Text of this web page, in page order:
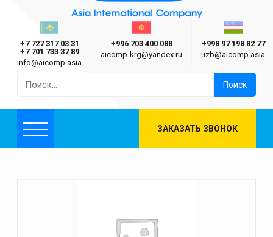
Asia International Company
Казахстан г. Алматы
+7 727 317 03 31
+7 701 733 37 89
info@aicomp.asia
Киргизия г. Бишкек
+996 703 400 088
aicomp‑krg@yandex.ru
+998 97 198 82 77
uzb@aicomp.asia
Меню ЗАКАЗАТЬ ЗВОНОК